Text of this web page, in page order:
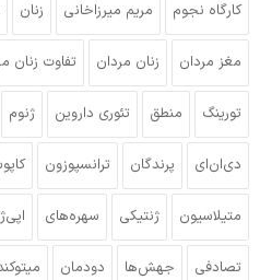
کارگاه نجوم مریم میرزاخانی زنان
مغز مردان زنان مردان تفاوت زنان
تورینگ منطق تئوری داروین ژنوم
دی‌ان‌ای پرندگان ترانسپوزون
متیلاسیون ژنتیکی سهره‌های
تصادفی جهش‌ها دودمان